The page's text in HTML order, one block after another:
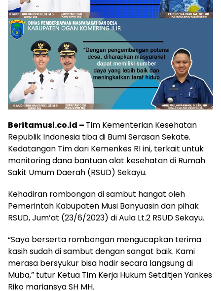
Beritamusi.co.id – Tim Kementerian Kesehatan
Republik Indonesia tiba di Bumi Serasan Sekate.
Kedatangan Tim dari Kemenkes RI ini, terkait untuk
monitoring dana bantuan alat kesehatan di Rumah
Sakit Umum Daerah (RSUD) Sekayu.
Kehadiran rombongan di sambut hangat oleh
Pemerintah Kabupaten Musi Banyuasin dan pihak
RSUD, Jum’at (23/6/2023) di Aula Lt.2 RSUD Sekayu.
“Saya berserta rombongan mengucapkan terima
kasih sudah di sambut dengan sangat baik. Kami
merasa bersyukur bisa hadir secara langsung di
Muba,” tutur Ketua Tim Kerja Hukum Setditjen Yankes
Riko mariansya SH MH.